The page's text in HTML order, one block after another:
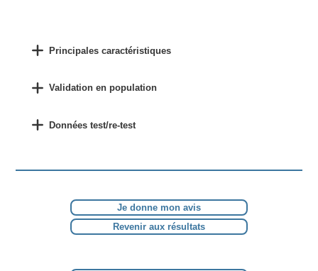
Principales caractéristiques
Validation en population
Données test/re-test
Je donne mon avis
Revenir aux résultats